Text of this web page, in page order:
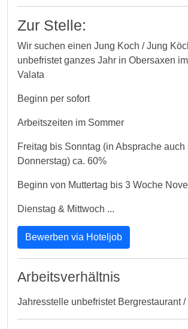
Zur Stelle:
Wir suchen einen Jung Koch / Jung
unbefristet ganzes Jahr in Obersaxen
Valata
Beginn per sofort
Arbeitszeiten im Sommer
Freitag bis Sonntag (in Absprache auch
Donnerstag) ca. 60%
Beginn von Muttertag bis 3 Woche
Dienstag & Mittwoch ...
Bewerben via Hoteljob
Arbeitsverhältnis
Jahresstelle unbefristet Bergrestaurant /